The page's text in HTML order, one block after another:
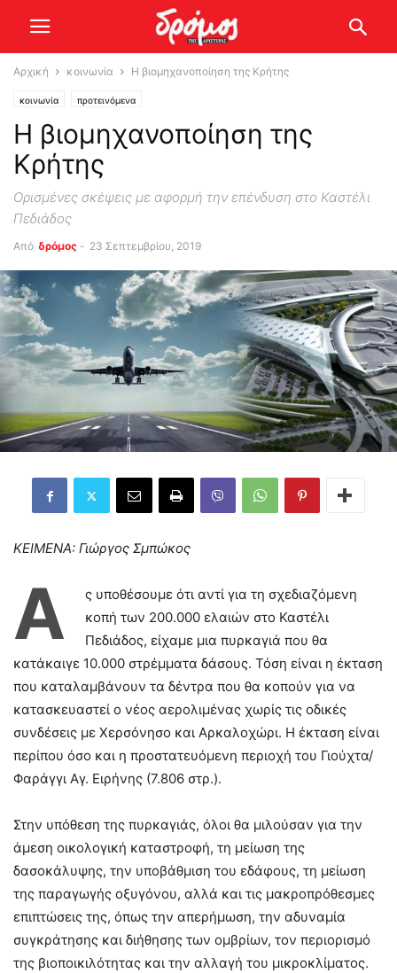
Αρχική κοινωνία Η βιομηχανοποίηση της Κρήτης
κοινωνία προτεινόμενα
Η βιομηχανοποίηση της
Κρήτης
Ορισμένες σκέψεις με αφορμή την επένδυση στο Καστέλι
Πεδιάδος
Από δρόμος - 23 Σεπτεμβρίου, 2019
ΚΕΙΜΕΝΑ: Γιώργος Σμπώκος
Α
ς υποθέσουμε ότι αντί για τη σχεδιαζόμενη
κοπή των 200.000 ελαιών στο Καστέλι
Πεδιάδος, είχαμε μια πυρκαγιά που θα
κατάκαιγε 10.000 στρέμματα δάσους. Τόση είναι η έκταση
που καταλαμβάνουν τα δέντρα που θα κοπούν για να
κατασκευαστεί ο νέος αερολιμένας χωρίς τις οδικές
συνδέσεις με Χερσόνησο και Αρκαλοχώρι. Η έκταση είναι
περίπου όσο και η προστατευόμενη περιοχή του Γιούχτα/
Φαράγγι Αγ. Ειρήνης (7.806 στρ.).
Στην υπόθεση της πυρκαγιάς, όλοι θα μιλούσαν για την
άμεση οικολογική καταστροφή, τη μείωση της
δασοκάλυψης, την υποβάθμιση του εδάφους, τη μείωση
της παραγωγής οξυγόνου, αλλά και τις μακροπρόθεσμες
επιπτώσεις της, όπως την απερήμωση, την αδυναμία
συγκράτησης και διήθησης των ομβρίων, τον περιορισμό
της βιοποικιλότητας και την αλλαγή του μικροκλίματος.